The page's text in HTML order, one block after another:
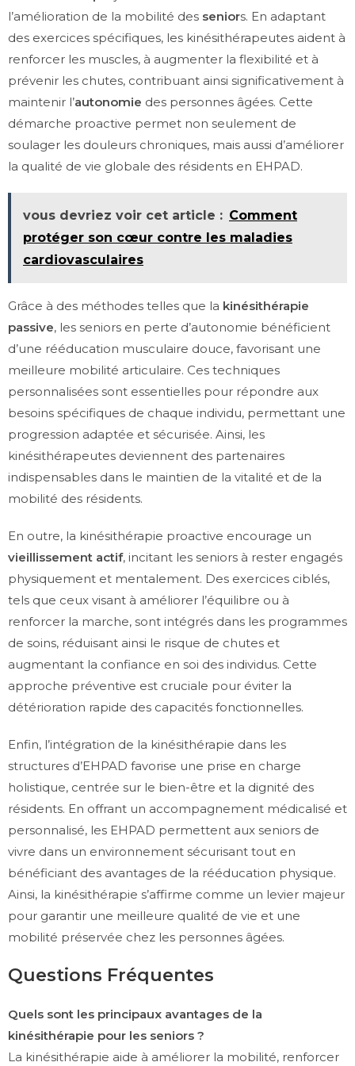
l’amélioration de la mobilité des seniors. En adaptant
des exercices spécifiques, les kinésithérapeutes aident à
renforcer les muscles, à augmenter la flexibilité et à
prévenir les chutes, contribuant ainsi significativement à
maintenir l’autonomie des personnes âgées. Cette
démarche proactive permet non seulement de
soulager les douleurs chroniques, mais aussi d’améliorer
la qualité de vie globale des résidents en EHPAD.
vous devriez voir cet article : Comment
protéger son cœur contre les maladies
cardiovasculaires
Grâce à des méthodes telles que la kinésithérapie
passive, les seniors en perte d’autonomie bénéficient
d’une rééducation musculaire douce, favorisant une
meilleure mobilité articulaire. Ces techniques
personnalisées sont essentielles pour répondre aux
besoins spécifiques de chaque individu, permettant une
progression adaptée et sécurisée. Ainsi, les
kinésithérapeutes deviennent des partenaires
indispensables dans le maintien de la vitalité et de la
mobilité des résidents.
En outre, la kinésithérapie proactive encourage un
vieillissement actif, incitant les seniors à rester engagés
physiquement et mentalement. Des exercices ciblés,
tels que ceux visant à améliorer l’équilibre ou à
renforcer la marche, sont intégrés dans les programmes
de soins, réduisant ainsi le risque de chutes et
augmentant la confiance en soi des individus. Cette
approche préventive est cruciale pour éviter la
détérioration rapide des capacités fonctionnelles.
Enfin, l’intégration de la kinésithérapie dans les
structures d’EHPAD favorise une prise en charge
holistique, centrée sur le bien-être et la dignité des
résidents. En offrant un accompagnement médicalisé et
personnalisé, les EHPAD permettent aux seniors de
vivre dans un environnement sécurisant tout en
bénéficiant des avantages de la rééducation physique.
Ainsi, la kinésithérapie s’affirme comme un levier majeur
pour garantir une meilleure qualité de vie et une
mobilité préservée chez les personnes âgées.
Questions Fréquentes
Quels sont les principaux avantages de la
kinésithérapie pour les seniors ?
La kinésithérapie aide à améliorer la mobilité, renforcer